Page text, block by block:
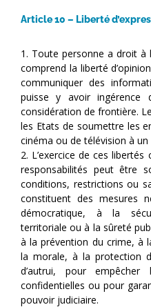
Article 10 – Liberté
1. Toute personne a droit à
comprend la liberté
communiquer des
puisse y avoir ingérence
considération de frontière.
les Etats de soumettre les
cinéma ou de télévision à un
2. L’exercice de ces
responsabilités peut être
conditions, restrictions ou
constituent des mesures
démocratique, à la
territoriale ou à la sûreté
à la prévention du crime, à
la morale, à la protection
d’autrui, pour empêcher
confidentielles ou pour
pouvoir judiciaire.